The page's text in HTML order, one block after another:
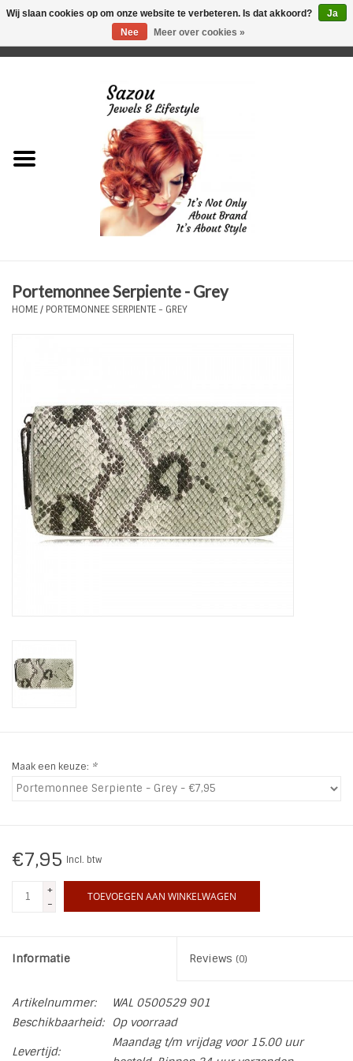
Just for Him
Plus Size Sieraden
Haaraccesoires
Zonnebrillen
Fashion
SALE
Portemonnee Serpiente - Grey
HOME/ PORTEMONNEE SERPIENTE - GREY
Maak een keuze: *
€7,95 Incl. btw
+
-
TOEVOEGEN AAN WINKELWAGEN
Informatie Reviews (0)
Artikelnummer:
WAL 0500529 901
Beschikbaarheid:
Op voorraad
Levertijd:
Maandag t/m vrijdag voor 15.00 uur
Wij slaan cookies op om onze website te verbeteren. Is dat akkoord?
Ja
Nee
Meer over cookies »